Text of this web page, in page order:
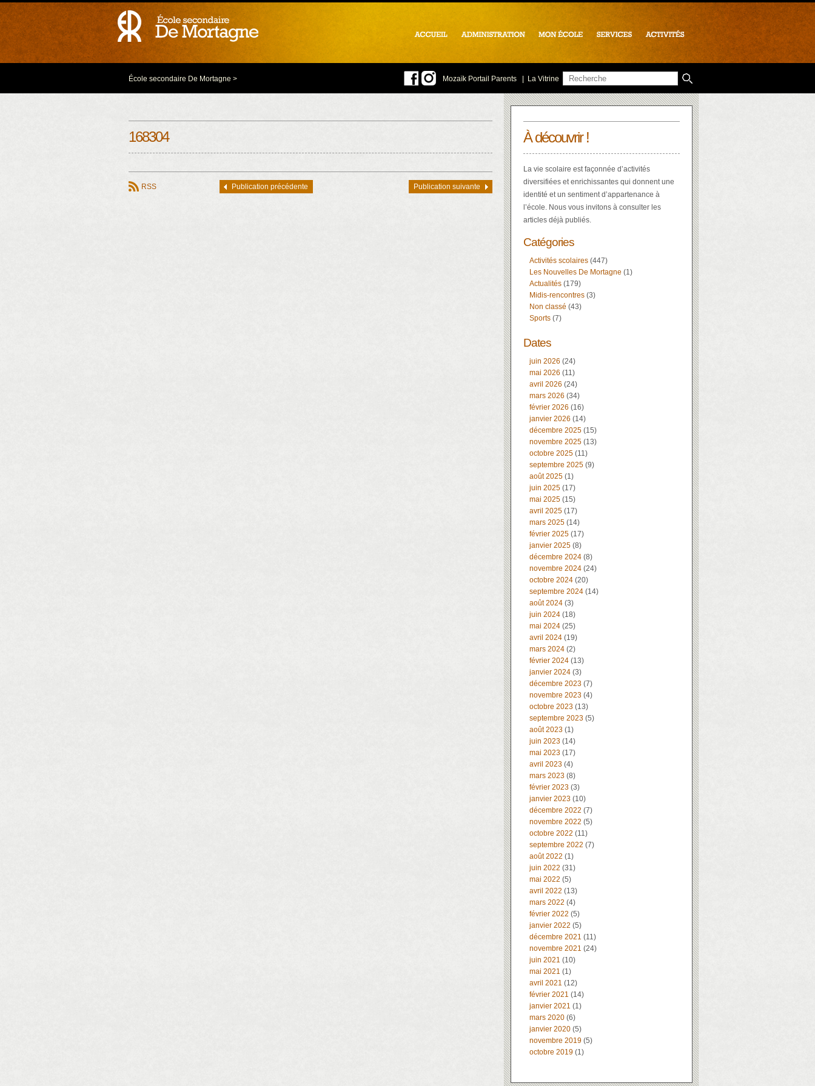
École secondaire De Mortagne > Mozaïk Portail Parents La Vitrine
168304
RSS Publication précédente Publication suivante
À découvrir !
La vie scolaire est façonnée d’activités
diversifiées et enrichissantes qui donnent une
identité et un sentiment d’appartenance à
l’école. Nous vous invitons à consulter les
articles déjà publiés.
Catégories
Activités scolaires (447)
Les Nouvelles De Mortagne (1)
Actualités (179)
Midis-rencontres (3)
Non classé (43)
Sports (7)
Dates
juin 2026 (24)
mai 2026 (11)
avril 2026 (24)
mars 2026 (34)
février 2026 (16)
janvier 2026 (14)
décembre 2025 (15)
novembre 2025 (13)
octobre 2025 (11)
septembre 2025 (9)
août 2025 (1)
juin 2025 (17)
mai 2025 (15)
avril 2025 (17)
mars 2025 (14)
février 2025 (17)
janvier 2025 (8)
décembre 2024 (8)
novembre 2024 (24)
octobre 2024 (20)
septembre 2024 (14)
août 2024 (3)
juin 2024 (18)
mai 2024 (25)
avril 2024 (19)
mars 2024 (2)
février 2024 (13)
janvier 2024 (3)
décembre 2023 (7)
novembre 2023 (4)
octobre 2023 (13)
septembre 2023 (5)
août 2023 (1)
juin 2023 (14)
mai 2023 (17)
avril 2023 (4)
mars 2023 (8)
février 2023 (3)
janvier 2023 (10)
décembre 2022 (7)
novembre 2022 (5)
octobre 2022 (11)
septembre 2022 (7)
août 2022 (1)
juin 2022 (31)
mai 2022 (5)
avril 2022 (13)
mars 2022 (4)
février 2022 (5)
janvier 2022 (5)
décembre 2021 (11)
novembre 2021 (24)
juin 2021 (10)
mai 2021 (1)
avril 2021 (12)
février 2021 (14)
janvier 2021 (1)
mars 2020 (6)
janvier 2020 (5)
novembre 2019 (5)
octobre 2019 (1)